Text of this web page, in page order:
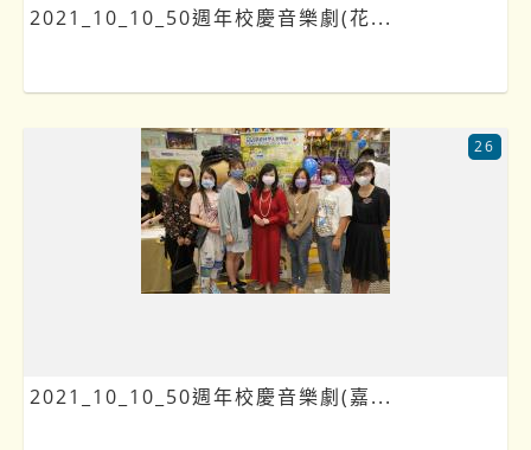
2021_10_10_50週年校慶音樂劇(花...
2021_10_10_50週年校慶音樂劇(嘉...
26